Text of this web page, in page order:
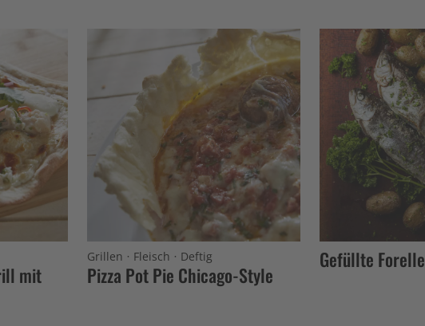
mit
Grillen · Fleisch · Deftig
Pizza Pot Pie Chicago-Style
Gefüllte Forelle